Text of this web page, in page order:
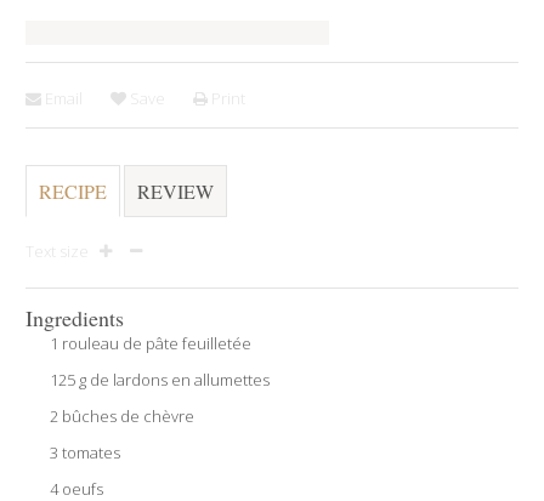
Email Save Print
RECIPE REVIEW
Text size
Ingredients
1 rouleau de pâte feuilletée
125 g de lardons en allumettes
2 bûches de chèvre
3 tomates
4 oeufs